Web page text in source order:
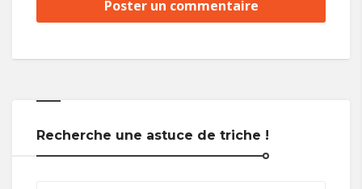
Recherche une astuce de triche !